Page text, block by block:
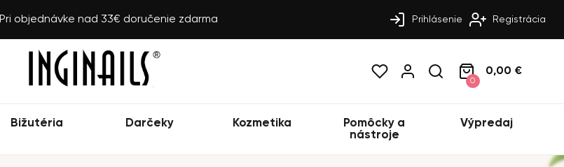
Pri objednávke nad 33€ doručenie zdarma Prihlásenie Registrácia
0
0,00 €
Bižutéria Darčeky Kozmetika
Pomôcky a
nástroje
Výpredaj